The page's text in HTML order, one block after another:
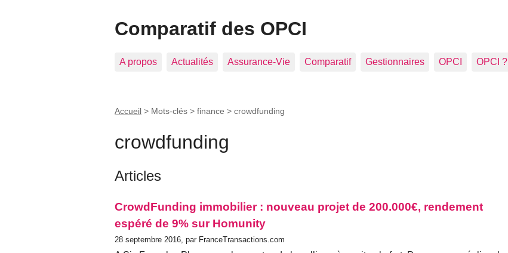
Comparatif des OPCI
A propos Actualités Assurance-Vie Comparatif Gestionnaires OPCI OPCI ?
Accueil > Mots-clés > finance > crowdfunding
crowdfunding
Articles
CrowdFunding immobilier : nouveau projet de 200.000€, rendement
espéré de 9% sur Homunity
28 septembre 2016, par FranceTransactions.com